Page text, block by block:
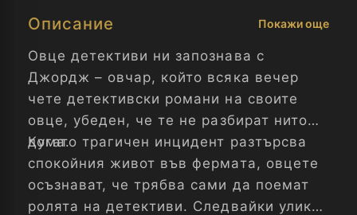
Описание Покажи още
Овце детективи ни запознава с
Джордж – овчар, който всяка вечер
чете детективски романи на своите
овце, убеден, че те не разбират нито
дума.
Когато трагичен инцидент разтърсва
спокойния живот във фермата, овцете
осъзнават, че трябва сами да поемат
ролята на детективи. Следвайки улики